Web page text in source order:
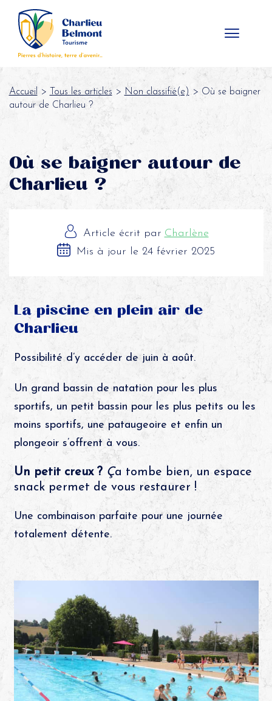
Accueil > Tous les articles > Non classifié(e) > Où se baigner
autour de Charlieu ?
Où se baigner autour de
Charlieu ?
Article écrit par Charlène
Mis à jour le 24 février 2025
La piscine en plein air de
Charlieu
Possibilité d’y accéder de juin à août.
Un grand bassin de natation pour les plus
sportifs, un petit bassin pour les plus petits ou les
moins sportifs, une pataugeoire et enfin un
plongeoir s’offrent à vous.
Un petit creux ? Ça tombe bien, un espace
snack permet de vous restaurer !
Une combinaison parfaite pour une journée
totalement détente.
Panneau de gestion des cookies